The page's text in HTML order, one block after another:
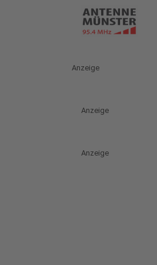
Anzeige
Anzeige
Anzeige